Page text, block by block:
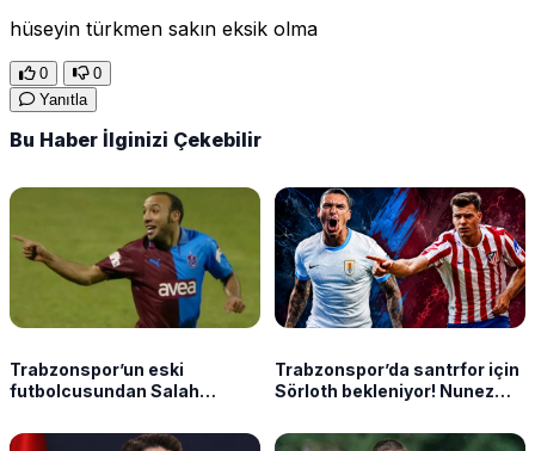
hüseyin türkmen sakın eksik olma
0
0
Yanıtla
Bu Haber İlginizi Çekebilir
Trabzonspor’un eski
futbolcusundan Salah
referans verdim”
Trabzonspor’da santrfor için
Sörloth bekleniyor! Nunez